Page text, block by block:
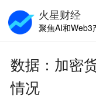
数据：加密
情况
火星财经
聚焦AI和Web3